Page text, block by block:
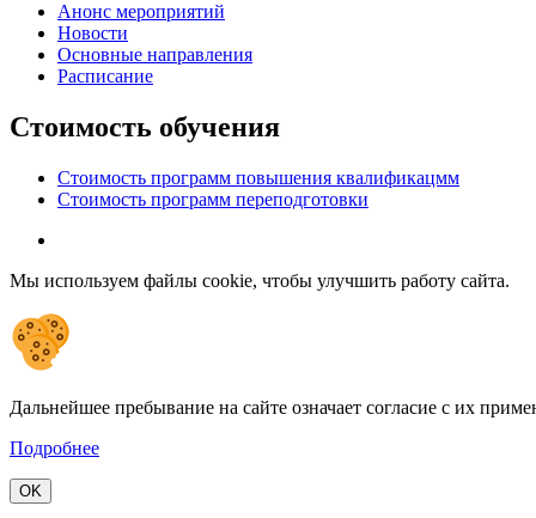
Анонс мероприятий
Новости
Основные направления
Расписание
Стоимость обучения
Стоимость программ повышения квалификацмм
Стоимость программ переподготовки
Мы используем файлы cookie, чтобы улучшить работу сайта.
Дальнейшее пребывание на сайте означает согласие с их
Подробнее
OK